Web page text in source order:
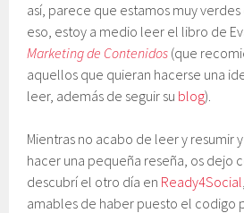
así, parece que estamos muy
eso, estoy a medio leer el libro de
Marketing de Contenidos (que
aquellos que quieran hacerse una
leer, además de seguir su blog).
Mientras no acabo de leer y resumir
hacer una pequeña reseña, os dejo
descubrí el otro día en Ready4Social
amables de haber puesto el codigo